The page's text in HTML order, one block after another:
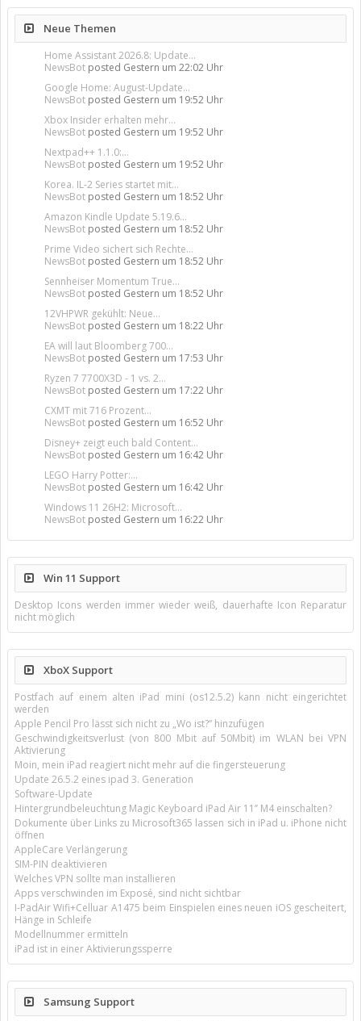
Neue Themen
Home Assistant 2026.8: Update...
NewsBot posted Gestern um 22:02 Uhr
Google Home: August-Update...
NewsBot posted Gestern um 19:52 Uhr
Xbox Insider erhalten mehr...
NewsBot posted Gestern um 19:52 Uhr
Nextpad++ 1.1.0:...
NewsBot posted Gestern um 19:52 Uhr
Korea. IL-2 Series startet mit...
NewsBot posted Gestern um 18:52 Uhr
Amazon Kindle Update 5.19.6...
NewsBot posted Gestern um 18:52 Uhr
Prime Video sichert sich Rechte...
NewsBot posted Gestern um 18:52 Uhr
Sennheiser Momentum True...
NewsBot posted Gestern um 18:52 Uhr
12VHPWR gekühlt: Neue...
NewsBot posted Gestern um 18:22 Uhr
EA will laut Bloomberg 700...
NewsBot posted Gestern um 17:53 Uhr
Ryzen 7 7700X3D - 1 vs. 2...
NewsBot posted Gestern um 17:22 Uhr
CXMT mit 716 Prozent...
NewsBot posted Gestern um 16:52 Uhr
Disney+ zeigt euch bald Content...
NewsBot posted Gestern um 16:42 Uhr
LEGO Harry Potter:...
NewsBot posted Gestern um 16:42 Uhr
Windows 11 26H2: Microsoft...
NewsBot posted Gestern um 16:22 Uhr
Win 11 Support
Desktop Icons werden immer wieder weiß, dauerhafte Icon Reparatur
nicht möglich
XboX Support
Postfach auf einem alten iPad mini (os12.5.2) kann nicht eingerichtet
werden
Apple Pencil Pro lässt sich nicht zu „Wo ist?“ hinzufügen
Geschwindigkeitsverlust (von 800 Mbit auf 50Mbit) im WLAN bei VPN
Aktivierung
Moin, mein iPad reagiert nicht mehr auf die fingersteuerung
Update 26.5.2 eines ipad 3. Generation
Software-Update
Hintergrundbeleuchtung Magic Keyboard iPad Air 11’’ M4 einschalten?
Dokumente über Links zu Microsoft365 lassen sich in iPad u. iPhone nicht
öffnen
AppleCare Verlängerung
SIM-PIN deaktivieren
Welches VPN sollte man installieren
Apps verschwinden im Exposé, sind nicht sichtbar
I-PadAir Wifi+Celluar A1475 beim Einspielen eines neuen iOS gescheitert,
Hänge in Schleife
Modellnummer ermitteln
iPad ist in einer Aktivierungssperre
Samsung Support